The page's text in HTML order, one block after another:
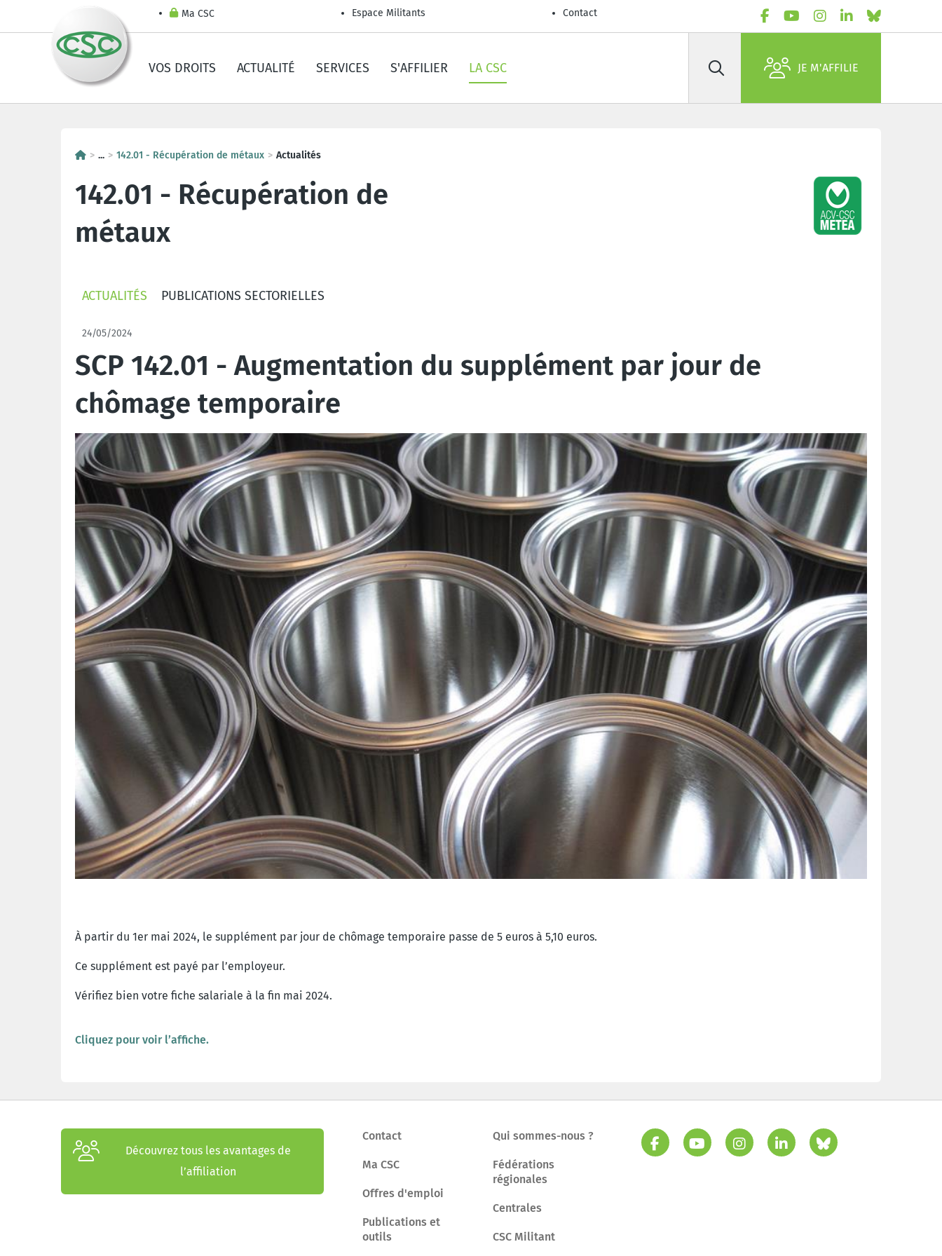
Ma CSC Espace Militants Contact
VOS DROITS ACTUALITÉ SERVICES S'AFFILIER LA CSC Rechercher JE M'AFFILIE
... 142.01 - Récupération de métaux Actualités
142.01 - Récupération de
métaux
ACTUALITÉS PUBLICATIONS SECTORIELLES
24/05/2024
SCP 142.01 - Augmentation du supplément par jour de
chômage temporaire
À partir du 1er mai 2024, le supplément par jour de chômage temporaire passe de 5 euros à 5,10 euros.
Ce supplément est payé par l’employeur.
Vérifiez bien votre fiche salariale à la fin mai 2024.
Cliquez pour voir l’affiche.
Découvrez tous les avantages de
l’affiliation
Contact
Ma CSC
Offres d'emploi
Publications et
outils
Qui sommes-nous ?
Fédérations
régionales
Centrales
CSC Militant